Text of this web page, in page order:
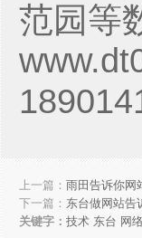
范园等
上一篇： 雨田告诉你网
下一篇： 东台做网站告
关键字： 技术 东台 网